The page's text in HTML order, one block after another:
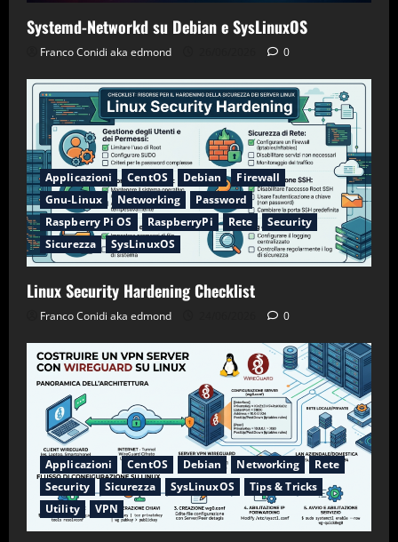
Systemd-Networkd su Debian e SysLinuxOS
Franco Conidi aka edmond 0
Applicazioni CentOS Debian
Firewall
Gnu-Linux
Networking
Password
Raspberry Pi OS
RaspberryPi Rete
Security
Sicurezza
SysLinuxOS
Linux Security Hardening Checklist
Franco Conidi aka edmond 0
Applicazioni CentOS Debian Networking
Rete
Security
Sicurezza SysLinuxOS
Tips & Tricks
Utility
VPN